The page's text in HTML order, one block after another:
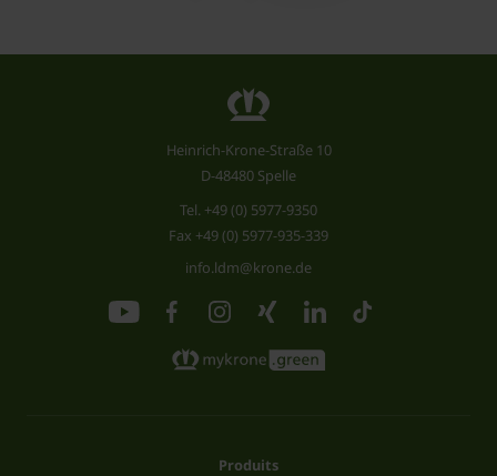
Heinrich-Krone-Straße 10
D-48480 Spelle
Tel. +49 (0) 5977-9350
Fax +49 (0) 5977-935-339
info.ldm@krone.de
Produits